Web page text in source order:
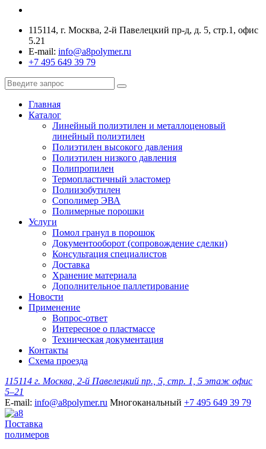
115114, г. Москва, 2-й Павелецкий пр-д, д. 5, стр.1, офис
5.21
E-mail: info@a8polymer.ru
+7 495 649 39 79
Главная
Каталог
Линейный полиэтилен и металлоценовый
линейный полиэтилен
Полиэтилен высокого давления
Полиэтилен низкого давления
Полипропилен
Термопластичный эластомер
Полиизобутилен
Сополимер ЭВА
Полимерные порошки
Услуги
Помол гранул в порошок
Документооборот (сопровождение сделки)
Консультация специалистов
Доставка
Хранение материала
Дополнительное паллетирование
Новости
Применение
Вопрос-ответ
Интересное о пластмассе
Техническая документация
Контакты
Схема проезда
115114 г. Москва, 2-й Павелецкий пр., 5, стр. 1, 5 этаж офис
5–21
E-mail: info@a8polymer.ru Многоканальный +7 495 649 39 79
Поставка
полимеров